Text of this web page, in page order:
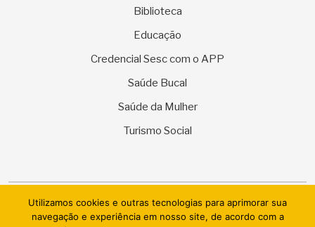
Biblioteca
Educação
Credencial Sesc com o APP
Saúde Bucal
Saúde da Mulher
Turismo Social
© 2026 SESC Sergipe - Serviço Social do Comércio. Todos os
direitos reservados.
Utilizamos cookies e outras tecnologias para aprimorar sua
navegação e experiência em nosso site, de acordo com a